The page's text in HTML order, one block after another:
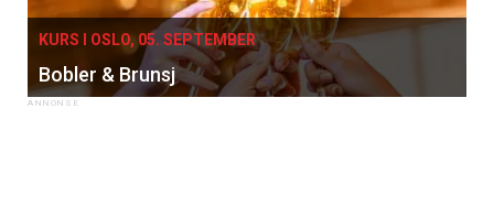
KURS I OSLO, 05. SEPTEMBER
Bobler & Brunsj